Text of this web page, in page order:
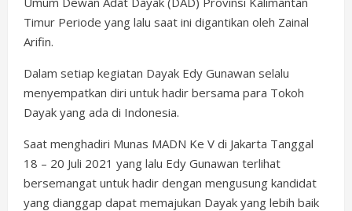
Timur Periode yang lalu saat ini digantikan oleh Zainal
Arifin.
Dalam setiap kegiatan Dayak Edy Gunawan selalu
menyempatkan diri untuk hadir bersama para Tokoh
Dayak yang ada di Indonesia.
Saat menghadiri Munas MADN Ke V di Jakarta Tanggal
18 – 20 Juli 2021 yang lalu Edy Gunawan terlihat
bersemangat untuk hadir dengan mengusung kandidat
yang dianggap dapat memajukan Dayak yang lebih baik